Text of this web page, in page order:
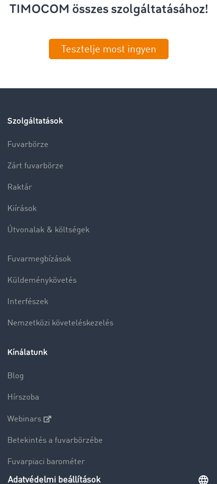
TIMOCOM összes szolgáltatásához!
Tesztelje most ingyen
Szolgáltatások
Fuvarbörze
Zárt fuvarbörze
Raktár
Kiírások
Útvonalak & költségek
Fuvarmegbízások
Küldeménykövetés
Interfészek
Nemzetközi követeléskezelés
Kínálatunk
Blog
Hírszoba
Webinars
Betekintés a fuvarbörzébe
Fuvarpiaci barométer